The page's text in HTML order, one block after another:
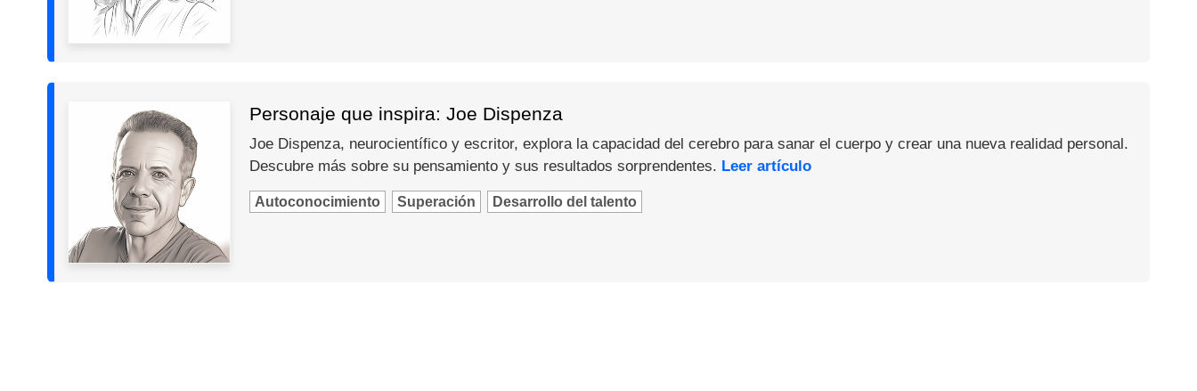
Personaje que inspira: Joe Dispenza
Joe Dispenza, neurocientífico y escritor, explora la capacidad del cerebro para sanar el cuerpo y crear una nueva realidad personal.
Descubre más sobre su pensamiento y sus resultados sorprendentes. Leer artículo
Autoconocimiento Superación Desarrollo del talento